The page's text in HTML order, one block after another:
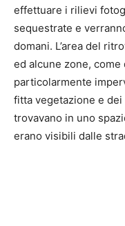
effettuare i rilievi
sequestrate e
domani. L’area del
ed alcune zone,
particolarmente
fitta vegetazione e
trovavano in uno
erano visibili dalle